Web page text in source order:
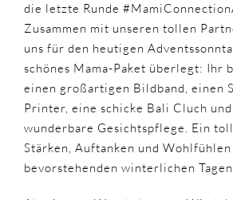
die letzte Runde
Zusammen mit unseren tollen
uns für den heutigen
schönes Mama-Paket überlegt: Ihr
einen großartigen Bildband, einen
Printer, eine schicke Bali Cluch
wunderbare Gesichtspflege. Ein
Stärken, Auftanken und Wohlfühlen
bevorstehenden winterlichen